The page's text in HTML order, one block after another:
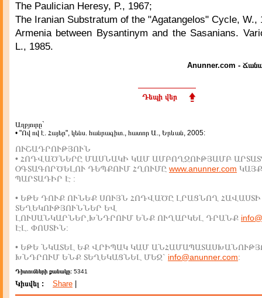
The Paulician Heresy, P., 1967;
The Iranian Substratum of the "Agatangelos" Cycle, W.,
Armenia between Bysantinym and the Sasanians.
L., 1985.
Anunner.com -
Դեպի վեր
Աղբյուրը`
• "Ով ով է. Հայեր", կենս. հանրագիտ., հատոր Ա., Երևան, 2005:
ՈՒՇԱԴՐՈՒԹՅՈՒՆ
• ՀՈԴՎԱԾՆԵՐԸ ՄԱՍՆԱԿԻ ԿԱՄ ԱՄԲՈՂՋՈՒԹՅԱՄԲ
ՕԳՏԱԳՈՐԾԵԼՈՒ ԴԵՊՔՈՒՄ ՀՂՈՒՄԸ www.anunner.com
ՊԱՐՏԱԴԻՐ Է :
• ԵԹԵ ԴՈՒՔ ՈՒՆԵՔ ՍՈՒՅՆ ՀՈԴՎԱԾԸ ԼՐԱՑՆՈՂ ՀԱՎԱՍՏԻ
ՏԵՂԵԿՈՒԹՅՈՒՆՆԵՐ ԵՎ
ԼՈՒՍԱՆԿԱՐՆԵՐ,ԽՆԴՐՈՒՄ ԵՆՔ ՈՒՂԱՐԿԵԼ ԴՐԱՆՔ
ԷԼ. ՓՈՍՏԻՆ:
• ԵԹԵ ՆԿԱՏԵԼ ԵՔ ՎՐԻՊԱԿ ԿԱՄ
ԽՆԴՐՈՒՄ ԵՆՔ ՏԵՂԵԿԱՑՆԵԼ ՄԵԶ` info@anunner.com:
Դիտումների քանակը: 5341
Կիսվել : Share